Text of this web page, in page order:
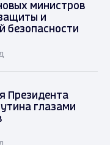
министров
и
безопасности
Президента
глазами